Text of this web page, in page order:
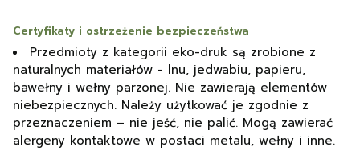
Certyfikaty i ostrzeżenie bezpieczeństwa
Przedmioty z kategorii eko-druk są zrobione z
naturalnych materiałów - lnu, jedwabiu, papieru,
bawełny i wełny parzonej. Nie zawierają elementów
niebezpiecznych. Należy użytkować je zgodnie z
przeznaczeniem – nie jeść, nie palić. Mogą zawierać
alergeny kontaktowe w postaci metalu, wełny i inne.